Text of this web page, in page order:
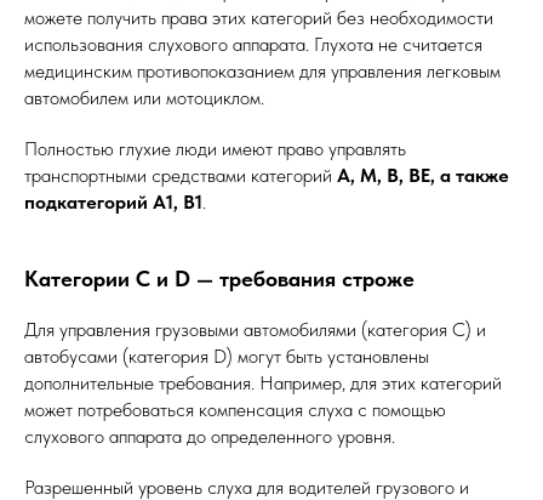
можете получить права этих категорий без необходимости
использования слухового аппарата. Глухота не считается
медицинским противопоказанием для управления легковым
автомобилем или мотоциклом.
Полностью глухие люди имеют право управлять
транспортными средствами категорий A, M, B, BE, а также
подкатегорий A1, B1.
Категории С и D — требования строже
Для управления грузовыми автомобилями (категория С) и
автобусами (категория D) могут быть установлены
дополнительные требования. Например, для этих категорий
может потребоваться компенсация слуха с помощью
слухового аппарата до определенного уровня.
Разрешенный уровень слуха для водителей грузового и